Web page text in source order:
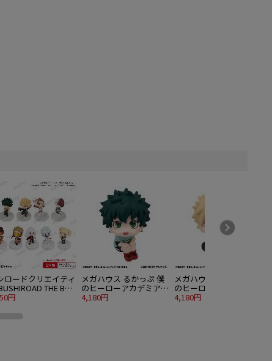
ロードクリエイティ
THE BOX
ヒーローアカデミア
円
メガハウス るかっぷ 僕
のヒーローアカデミア
緑谷出久 私服ver.
4,180円
メガハウス るかっぷ 僕
のヒーローアカデミア
爆豪勝己 私服ver.
4,180円